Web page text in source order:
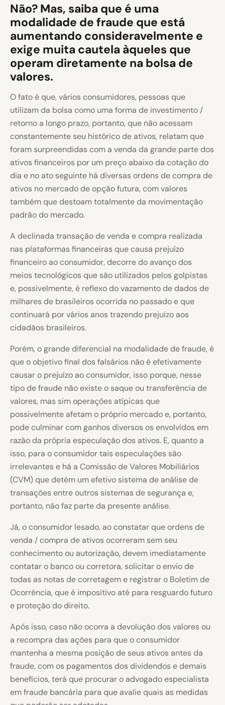
Não? Mas, saiba que é uma
modalidade de fraude que está
aumentando consideravelmente e
exige muita cautela àqueles que
operam diretamente na bolsa de
valores.
O fato é que, vários consumidores, pessoas que
utilizam da bolsa como uma forma de investimento /
retorno a longo prazo, portanto, que não acessam
constantemente seu histórico de ativos, relatam que
foram surpreendidas com a venda da grande parte dos
ativos financeiros por um preço abaixo da cotação do
dia e no ato seguinte há diversas ordens de compra de
ativos no mercado de opção futura, com valores
também que destoam totalmente da movimentação
padrão do mercado.
A declinada transação de venda e compra realizada
nas plataformas financeiras que causa prejuízo
financeiro ao consumidor, decorre do avanço dos
meios tecnológicos que são utilizados pelos golpistas
e, possivelmente, é reflexo do vazamento de dados de
milhares de brasileiros ocorrida no passado e que
continuará por vários anos trazendo prejuízo aos
cidadãos brasileiros.
Porém, o grande diferencial na modalidade de fraude, é
que o objetivo final dos falsários não é efetivamente
causar o prejuízo ao consumidor, isso porque, nesse
tipo de fraude não existe o saque ou transferência de
valores, mas sim operações atípicas que
possivelmente afetam o próprio mercado e, portanto,
pode culminar com ganhos diversos os envolvidos em
razão da própria especulação dos ativos. E, quanto a
isso, para o consumidor tais especulações são
irrelevantes e há a Comissão de Valores Mobiliários
(CVM) que detém um efetivo sistema de análise de
transações entre outros sistemas de segurança e,
portanto, não faz parte da presente análise.
Já, o consumidor lesado, ao constatar que ordens de
venda / compra de ativos ocorreram sem seu
conhecimento ou autorização, devem imediatamente
contatar o banco ou corretora, solicitar o envio de
todas as notas de corretagem e registrar o Boletim de
Ocorrência, que é impositivo até para resguardo futuro
e proteção do direito.
Após isso, caso não ocorra a devolução dos valores ou
a recompra das ações para que o consumidor
mantenha a mesma posição de seus ativos antes da
fraude, com os pagamentos dos dividendos e demais
benefícios, terá que procurar o advogado especialista
em fraude bancária para que avalie quais as medidas